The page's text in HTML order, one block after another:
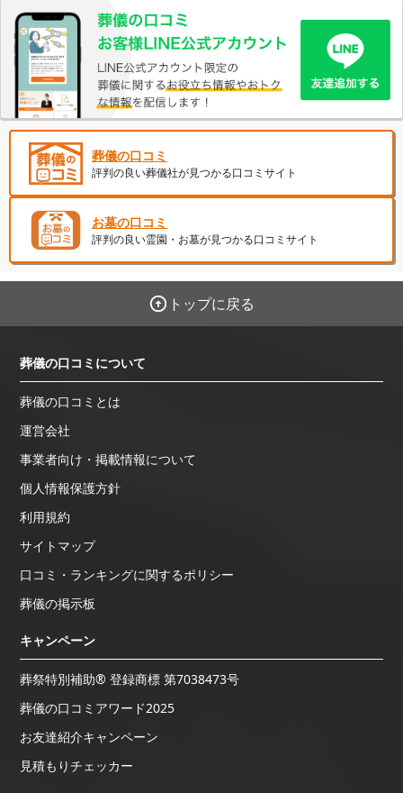
葬儀の口コミ
評判の良い葬儀社が見つかる口コミサイト
お墓の口コミ
評判の良い霊園・お墓が見つかる口コミサイト
トップに戻る
葬儀の口コミについて
葬儀の口コミとは
運営会社
事業者向け・掲載情報について
個人情報保護方針
利用規約
サイトマップ
口コミ・ランキングに関するポリシー
葬儀の掲示板
キャンペーン
葬祭特別補助® 登録商標 第7038473号
葬儀の口コミアワード2025
お友達紹介キャンペーン
見積もりチェッカー